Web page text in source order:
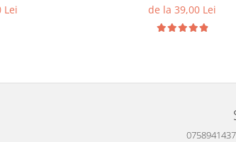
Lei
de la 39,00 Lei